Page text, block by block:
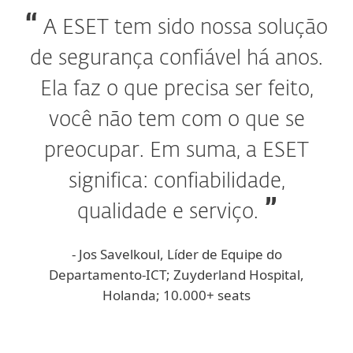
A ESET tem sido nossa solução
de segurança confiável há anos.
Ela faz o que precisa ser feito,
você não tem com o que se
preocupar. Em suma, a ESET
significa: confiabilidade,
qualidade e serviço.
- Jos Savelkoul, Líder de Equipe do
Departamento-ICT; Zuyderland Hospital,
Holanda; 10.000+ seats